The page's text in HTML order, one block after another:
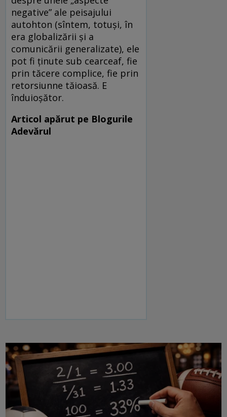
negative” ale peisajului
autohton (sîntem, totuşi, în
era globalizării şi a
comunicării generalizate), ele
pot fi ţinute sub cearceaf, fie
prin tăcere complice, fie prin
retorsiunne tăioasă. E
înduioşător.
Articol apărut pe Blogurile
Adevărul